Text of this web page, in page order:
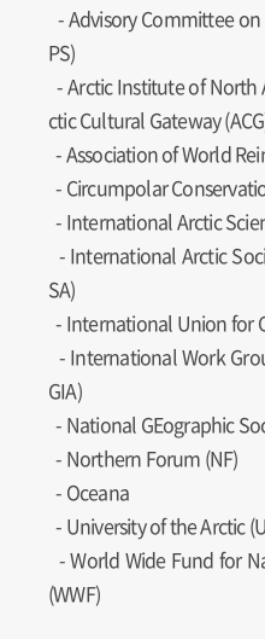
- Advisory Committee
PS)
- Arctic Institute of North
ctic Cultural Gateway
- Association of World
- Circumpolar
- International Arctic
- International Arctic
SA)
- International Union for
- International Work
GIA)
- National GEographic
- Northern Forum (NF)
- Oceana
- University of the Arctic
- World Wide Fund for
(WWF)